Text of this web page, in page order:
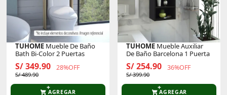
TUHOME Mueble De Baño
Bath Bi-Color 2 Puertas
S/ 349.90 28%OFF
S/ 489.90
AGREGAR
TUHOME Mueble Auxiliar
De Baño Barcelona 1 Puerta
S/ 254.90 36%OFF
S/ 399.90
AGREGAR